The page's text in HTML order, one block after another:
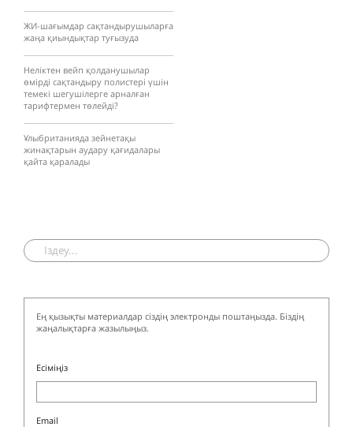
ЖИ-шағымдар сақтандырушыларға
жаңа қиындықтар туғызуда
Неліктен вейп қолданушылар
өмірді сақтандыру полистері үшін
темекі шегушілерге арналған
тарифтермен төлейді?
Ұлыбританияда зейнетақы
жинақтарын аудару қағидалары
қайта қаралады
Ең қызықты материалдар сіздің электронды поштаңызда. Біздің
жаңалықтарға жазылыңыз.
Есіміңіз
Email